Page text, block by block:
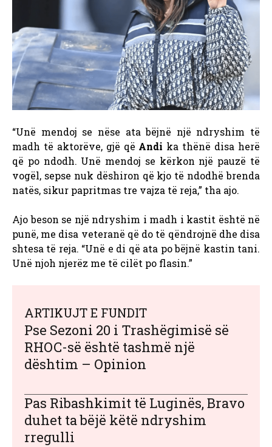
“Unë mendoj se nëse ata bëjnë një ndryshim të
madh të aktorëve, gjë që Andi ka thënë disa herë
që po ndodh. Unë mendoj se kërkon një pauzë të
vogël, sepse nuk dëshiron që kjo të ndodhë brenda
natës, sikur papritmas tre vajza të reja,” tha ajo.
Ajo beson se një ndryshim i madh i kastit është në
punë, me disa veteranë që do të qëndrojnë dhe disa
shtesa të reja. “Unë e di që ata po bëjnë kastin tani.
Unë njoh njerëz me të cilët po flasin.”
ARTIKUJT E FUNDIT
Pse Sezoni 20 i Trashëgimisë së
RHOC-së është tashmë një
dështim – Opinion
Pas Ribashkimit të Luginës, Bravo
duhet ta bëjë këtë ndryshim
rregulli